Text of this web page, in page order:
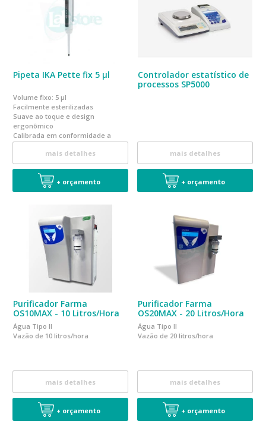
Pipeta IKA Pette fix 5 µl
Volume fixo: 5 µl
Facilmente esterilizadas
Suave ao toque e design
ergonômico
Calibrada em conformidade a
norma EN ISO 8655
mais detalhes
+ orçamento
Controlador estatístico de
processos SP5000
mais detalhes
+ orçamento
Purificador Farma
OS10MAX - 10 Litros/Hora
Água Tipo II
Vazão de 10 litros/hora
mais detalhes
+ orçamento
Purificador Farma
OS20MAX - 20 Litros/Hora
Água Tipo II
Vazão de 20 litros/hora
mais detalhes
+ orçamento